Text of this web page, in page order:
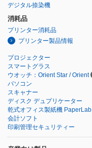
デジタル捺染機
消耗品
プリンター消耗品
プリンター製品情報
プロジェクター
スマートグラス
ウオッチ：Orient Star / Orient
パソコン
スキャナー
ディスク デュプリケーター
乾式オフィス製紙機 PaperLab
会計ソフト
印刷管理セキュリティー